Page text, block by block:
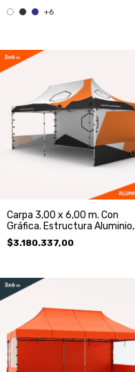
+6
Carpa 3,00 x 6,00 m. Con
Gráfica. Estructura Aluminio,
Techo y 3 Paredes.
$3.180.337,00